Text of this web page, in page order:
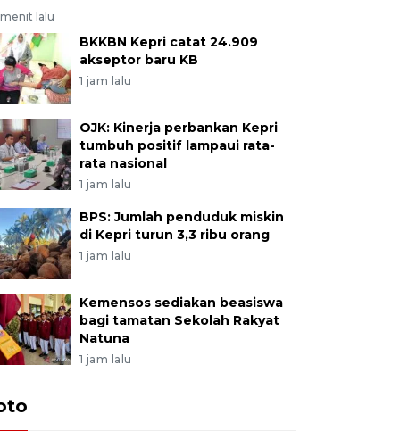
lalu
BKKBN Kepri catat 24.909
akseptor baru KB
1 jam lalu
OJK: Kinerja perbankan Kepri
tumbuh positif lampaui rata-
rata nasional
1 jam lalu
BPS: Jumlah penduduk miskin
di Kepri turun 3,3 ribu orang
1 jam lalu
Kemensos sediakan beasiswa
bagi tamatan Sekolah Rakyat
Natuna
1 jam lalu